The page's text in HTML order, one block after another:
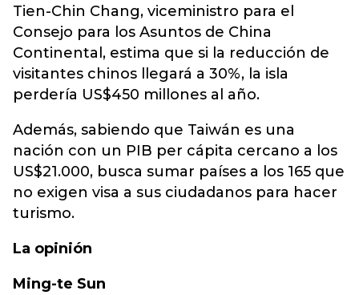
Tien-Chin Chang, viceministro para el
Consejo para los Asuntos de China
Continental, estima que si la reducción de
visitantes chinos llegará a 30%, la isla
perdería US$450 millones al año.
Además, sabiendo que Taiwán es una
nación con un PIB per cápita cercano a los
US$21.000, busca sumar países a los 165 que
no exigen visa a sus ciudadanos para hacer
turismo.
La opinión
Ming-te Sun